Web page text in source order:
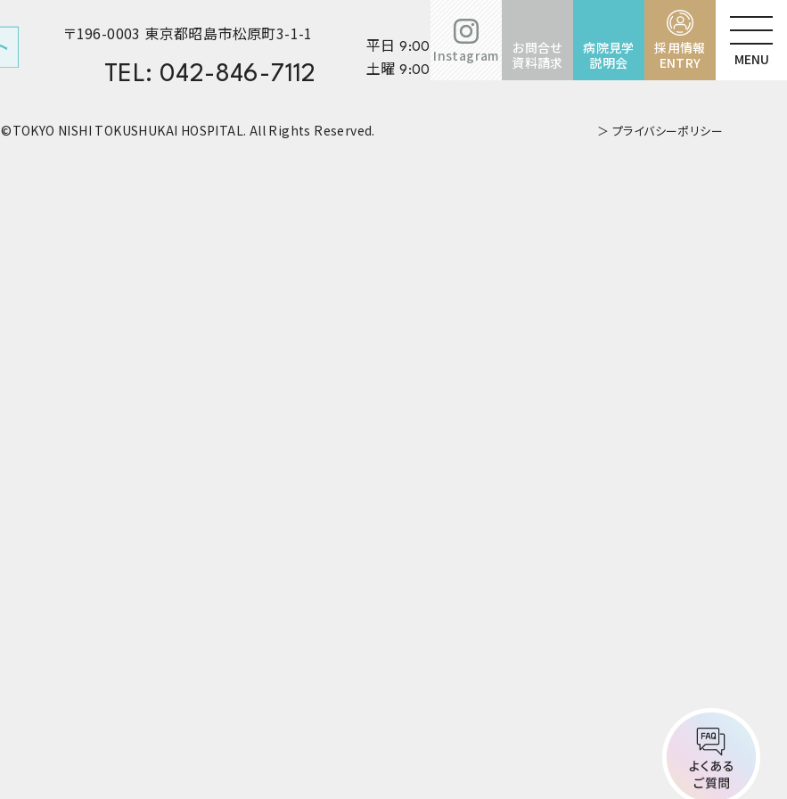
Instagram
お問合せ
資料請求
病院見学
説明会
採用情報
ENTRY
〒196-0003 東京都昭島市松原町3-1-1
TEL: 042-846-7112
平日 9:00〜17:00
土曜 9:00〜12:00
©TOKYO NISHI TOKUSHUKAI HOSPITAL. All Rights Reserved. ＞ プライバシーポリシー